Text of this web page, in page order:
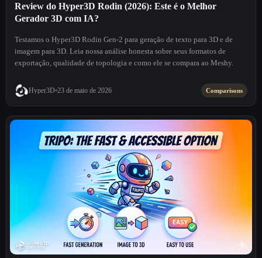
Review do Hyper3D Rodin (2026): Este é o Melhor
Gerador 3D com IA?
Testamos o Hyper3D Rodin Gen-2 para geração de texto para 3D e de
imagem para 3D. Leia nossa análise honesta sobre seus formatos de
exportação, qualidade de topologia e como ele se compara ao Meshy.
Hyper3D 23 de maio de 2026 Comparisons